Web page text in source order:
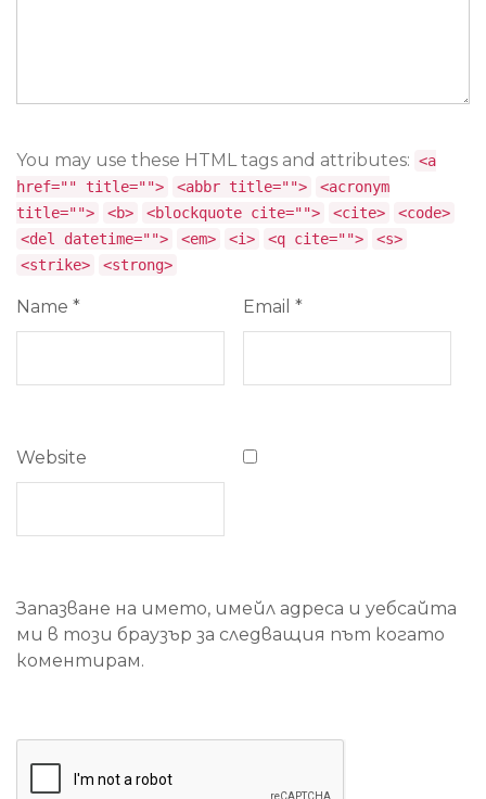
You may use these HTML tags and attributes: <a
href="" title="">
<abbr title="">
<acronym
title="">
<b> <blockquote cite=""> <cite>
<code>
<del datetime="">
<em> <i> <q cite="">
<s>
<strike>
<strong>
Name * Email *
Website
Запазване на името, имейл адреса и уебсайта
ми в този браузър за следващия път когато
коментирам.